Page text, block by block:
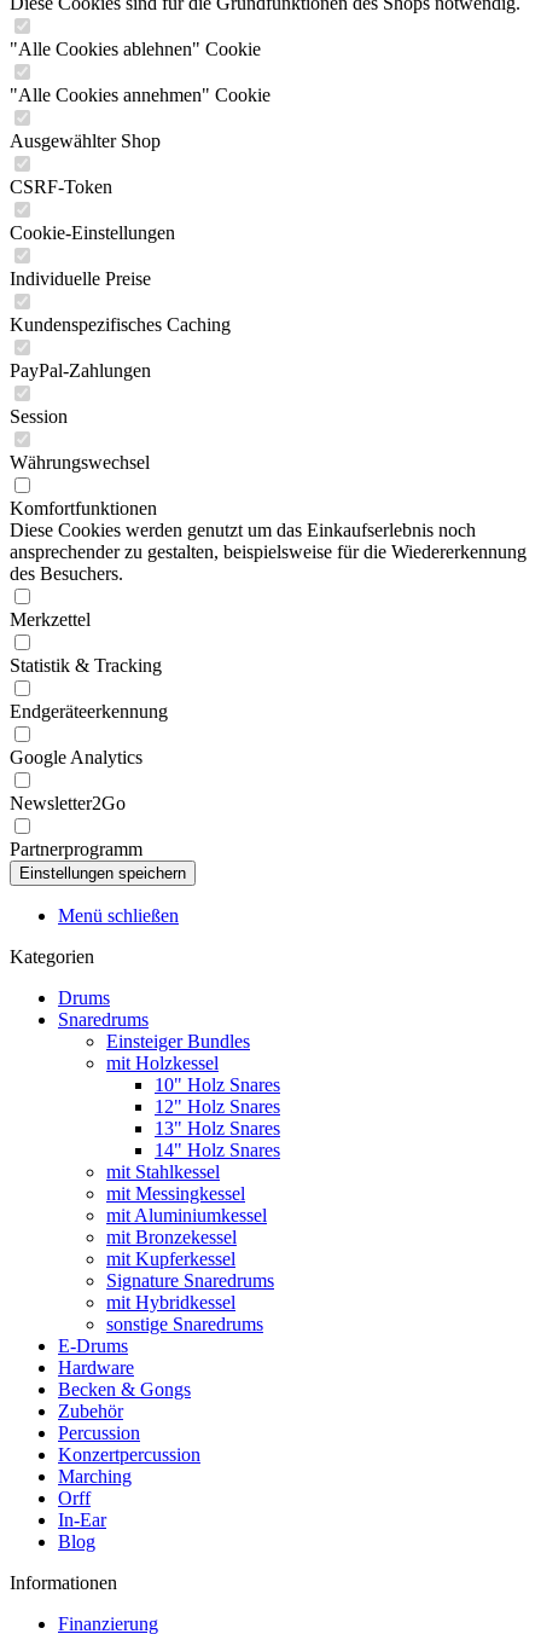
"Alle Cookies ablehnen" Cookie
"Alle Cookies annehmen" Cookie
Ausgewählter Shop
CSRF-Token
Cookie-Einstellungen
Individuelle Preise
Kundenspezifisches Caching
PayPal-Zahlungen
Session
Währungswechsel
Komfortfunktionen
Diese Cookies werden genutzt um das Einkaufserlebnis noch
ansprechender zu gestalten, beispielsweise für die Wiedererkennung
des Besuchers.
Merkzettel
Statistik & Tracking
Endgeräteerkennung
Google Analytics
Newsletter2Go
Partnerprogramm
Menü schließen
Kategorien
Drums
Snaredrums
Einsteiger Bundles
mit Holzkessel
10" Holz Snares
12" Holz Snares
13" Holz Snares
14" Holz Snares
mit Stahlkessel
mit Messingkessel
mit Aluminiumkessel
mit Bronzekessel
mit Kupferkessel
Signature Snaredrums
mit Hybridkessel
sonstige Snaredrums
E-Drums
Hardware
Becken & Gongs
Zubehör
Percussion
Konzertpercussion
Marching
Orff
In-Ear
Blog
Informationen
Finanzierung